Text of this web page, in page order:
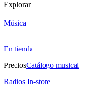
Explorar
Música
En tienda
PreciosCatálogo musical
Radios In-store